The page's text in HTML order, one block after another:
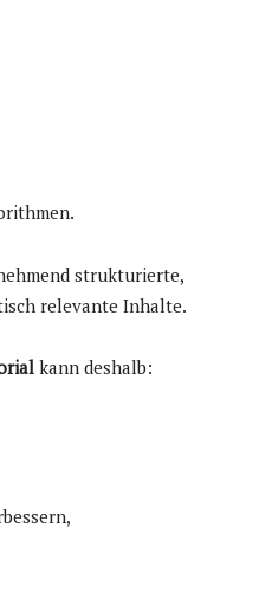
strukturierte,
relevante Inhalte.
kann deshalb: